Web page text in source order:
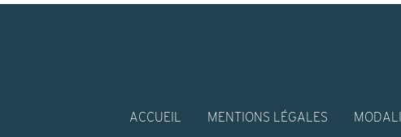
ACCUEIL MENTIONS LÉGALES